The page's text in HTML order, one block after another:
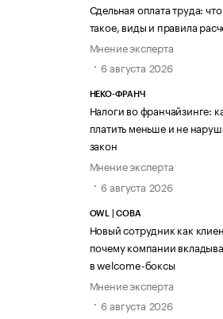
Сдельная оплата труда:
такое, виды и правила
Мнение эксперта
6 августа 2026
НЕКО-ФРАНЧ
Налоги во франчайзинге:
платить меньше и не
закон
Мнение эксперта
6 августа 2026
OWL | СОВА
Новый сотрудник как
почему компании
в welcome-боксы
Мнение эксперта
6 августа 2026